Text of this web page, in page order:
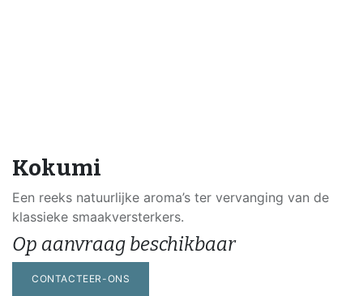
Kokumi
Een reeks natuurlijke aroma’s ter vervanging van de
klassieke smaakversterkers.
Op aanvraag beschikbaar
CONTACTEER-ONS